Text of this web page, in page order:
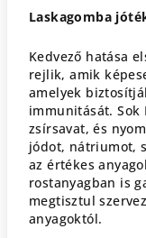
Laskagomba
Kedvező hatása
rejlik, amik
amelyek
immunitását. Sok
zsírsavat, és
jódot, nátriumot,
az értékes
rostanyagban is
megtisztul
anyagoktól.